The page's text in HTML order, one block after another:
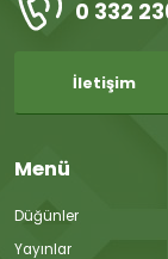
0 332
İletişim
Menü
Düğünler
Yayınlar